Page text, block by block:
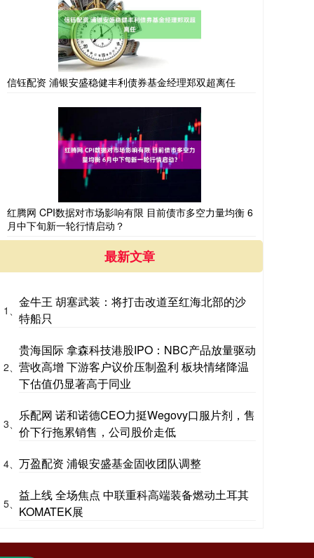
信钰配资 浦银安盛稳健丰利债券基金经理郑双超离任
红腾网 CPI数据对市场影响有限 目前债市多空力量均衡 6
月中下旬新一轮行情启动？
最新文章
1、
金牛王 胡塞武装：将打击改道至红海北部的沙
特船只
2、
贵海国际 拿森科技港股IPO：NBC产品放量驱动
营收高增 下游客户议价压制盈利 板块情绪降温
下估值仍显著高于同业
3、
乐配网 诺和诺德CEO力挺Wegovy口服片剂，售
价下行拖累销售，公司股价走低
4、 万盈配资 浦银安盛基金固收团队调整
5、
益上线 全场焦点 中联重科高端装备燃动土耳其
KOMATEK展